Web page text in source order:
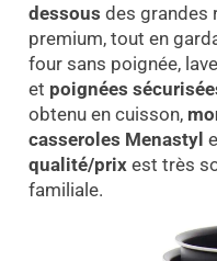
dessous des grandes
premium, tout en
four sans poignée,
et poignées
obtenu en cuisson,
casseroles Menastyl
qualité/prixest très
familiale.